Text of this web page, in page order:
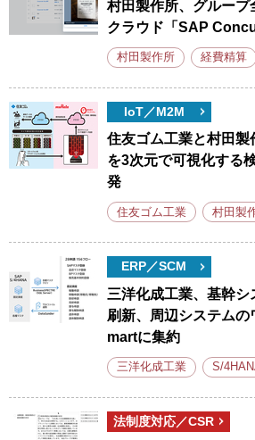
村田製作所、グルー
クラウド「SAP
村田製作所 経費精算
IoT／M2M
住友ゴム工業と村田製
を3次元で可視化する
発
住友ゴム工業 村田製
ERP／SCM
三洋化成工業、基幹
刷新、周辺システム
martに集約
三洋化成工業 S/
法制度対応／CSR